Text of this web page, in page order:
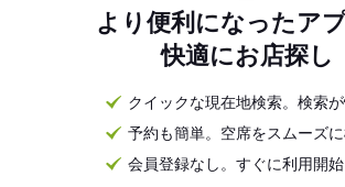
より便利になったア
快適にお店探し
クイックな現在地検索。検索
予約も簡単。空席をスムーズ
会員登録なし。すぐに利用開始